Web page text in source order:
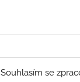
Souhlasím se